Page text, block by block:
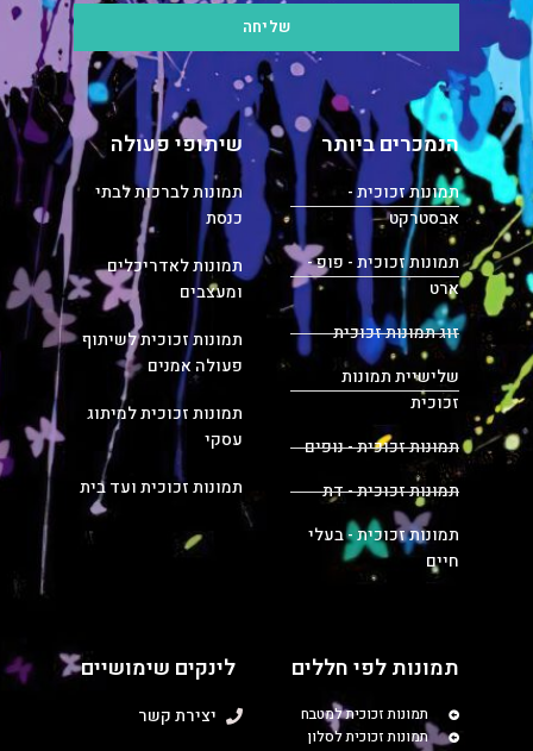
שליחה
הנמכרים ביותר
תמונות זכוכית -
אבסטרקט
תמונות זכוכית - פופ -
ארט
זוג תמונות זכוכית
שלישיית תמונות
זכוכית
תמונות זכוכית - נופים
תמונות זכוכית - דת
תמונות זכוכית - בעלי
חיים
שיתופי פעולה
תמונות לברכות לבתי
כנסת
תמונות לאדריכלים
ומעצבים
תמונות זכוכית לשיתוף
פעולה אמנים
תמונות זכוכית למיתוג
עסקי
תמונות זכוכית ועד בית
תמונות לפי חללים
תמונות זכוכית למטבח
תמונות זכוכית לסלון
לינקים שימושיים
יצירת קשר